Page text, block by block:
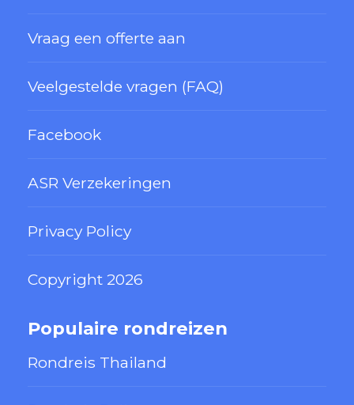
Vraag een offerte aan
Veelgestelde vragen (FAQ)
Facebook
ASR Verzekeringen
Privacy Policy
Copyright 2026
Populaire rondreizen
Rondreis Thailand